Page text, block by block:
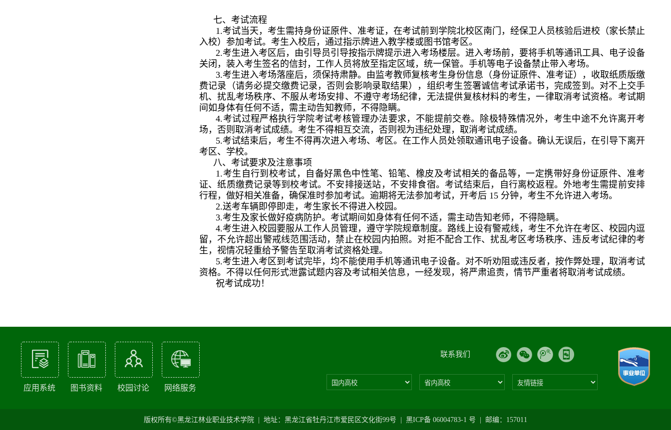
七、考试流程
1.考试当天，考生需持身份证原件、准考证，在考试前到学院北校区南门，经保卫人员核验后进校（家长禁止
入校）参加考试。考生入校后，通过指示牌进入教学楼或图书馆考区。
2.考生进入考区后，由引导员引导按指示牌提示进入考场楼层。进入考场前，要将手机等通讯工具、电子设备
关闭，装入考生签名的信封，工作人员将放至指定区域，统一保管。手机等电子设备禁止带入考场。
3.考生进入考场落座后，须保持肃静。由监考教师复核考生身份信息（身份证原件、准考证），收取纸质版缴
费记录（请务必提交缴费记录，否则会影响录取结果），组织考生签署诚信考试承诺书，完成签到。对不上交手
机、扰乱考场秩序、不服从考场安排、不遵守考场纪律，无法提供复核材料的考生，一律取消考试资格。考试期
间如身体有任何不适，需主动告知教师，不得隐瞒。
4.考试过程严格执行学院考试考核管理办法要求，不能提前交卷。除极特殊情况外，考生中途不允许离开考
场，否则取消考试成绩。考生不得相互交流，否则视为违纪处理，取消考试成绩。
5.考试结束后，考生不得再次进入考场、考区。在工作人员处领取通讯电子设备。确认无误后，在引导下离开
考区、学校。
八、考试要求及注意事项
1.考生自行到校考试，自备好黑色中性笔、铅笔、橡皮及考试相关的备品等，一定携带好身份证原件、准考
证、纸质缴费记录等到校考试。不安排接送站，不安排食宿。考试结束后，自行离校返程。外地考生需提前安排
行程，做好相关准备，确保准时参加考试。逾期将无法参加考试，开考后 15 分钟，考生不允许进入考场。
2.送考车辆即停即走，考生家长不得进入校园。
3.考生及家长做好疫病防护。考试期间如身体有任何不适，需主动告知老师，不得隐瞒。
4.考生进入校园要服从工作人员管理，遵守学院规章制度。路线上设有警戒线，考生不允许在考区、校园内逗
留，不允许超出警戒线范围活动，禁止在校园内拍照。对拒不配合工作、扰乱考区考场秩序、违反考试纪律的考
生，视情况轻重给予警告至取消考试资格处理。
5.考生进入考区到考试完毕，均不能使用手机等通讯电子设备。对不听劝阻或违反者，按作弊处理，取消考试
资格。不得以任何形式泄露试题内容及考试相关信息，一经发现，将严肃追责，情节严重者将取消考试成绩。
祝考试成功！
应用系统 图书资料 校园讨论 网络服务
联系我们
版权所有©黑龙江林业职业技术学院 | 地址：黑龙江省牡丹江市爱民区文化街99号 | 黑ICP备 06004783-1 号 | 邮编：157011